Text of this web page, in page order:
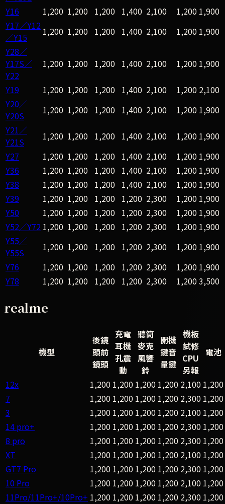
Y16
1,200 1,200 1,200 1,400 2,100 1,200 1,900
Y17／Y12
／Y15
1,200 1,200 1,200 1,400 2,100 1,200 1,900
Y28／
Y17S／
Y22
1,200 1,200 1,200 1,400 2,100 1,200 1,900
Y19 1,200 1,200 1,200 1,400 2,100 1,200 2,100
Y20／
Y20S
1,200 1,200 1,200 1,400 2,100 1,200 1,900
Y21／
Y21S
1,200 1,200 1,200 1,400 2,100 1,200 1,900
Y27
1,200 1,200 1,200 1,400 2,100 1,200 1,900
Y36
1,200 1,200 1,200 1,400 2,100 1,200 1,900
Y38
1,200 1,200 1,200 1,400 2,100 1,200 1,900
Y39
1,200 1,200 1,200 1,200 2,300 1,200 1,900
Y50
1,200 1,200 1,200 1,200 2,300 1,200 1,900
Y52／Y72 1,200 1,200 1,200 1,200 2,300 1,200 1,900
Y55／
Y55S
1,200 1,200 1,200 1,200 2,300 1,200 1,900
Y76
1,200 1,200 1,200 1,200 2,300 1,200 1,900
Y78
1,200 1,200 1,200 1,200 2,300 1,2003,500
realme
機型
後鏡
頭前
鏡頭
充電
耳機
孔震
動
聽筒
麥克
風響
鈴
開機
鍵音
量鍵
機板
試修
CPU
另報
電池
12x 1,200 1,200 1,200 1,200 2,100 1,200
7
1,200 1,200 1,200 1,200 2,300 1,200
3
1,200 1,200 1,200 1,200 2,100 1,200
14 pro+
1,200 1,200 1,200 1,200 2,300 1,200
8 pro
1,200 1,200 1,200 1,200 2,300 1,200
XT
1,200 1,200 1,200 1,200 2,100 1,200
GT7 Pro
1,200 1,200 1,200 1,200 2,300 1,200
10 Pro
1,200 1,200 1,200 1,200 2,100 1,200
11Pro/11Pro+/10Pro+ 1,200 1,200 1,200 1,200 2,300 1,200